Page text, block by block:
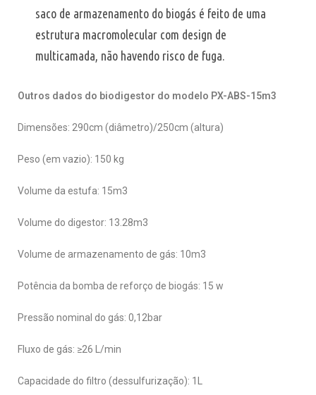
saco de armazenamento do biogás é feito de uma
estrutura macromolecular com design de
multicamada, não havendo risco de fuga.
Outros dados do biodigestor do modelo PX-ABS-15m3
Dimensões: 290cm (diâmetro)/250cm (altura)
Peso (em vazio): 150 kg
Volume da estufa: 15m3
Volume do digestor: 13.28m3
Volume de armazenamento de gás: 10m3
Potência da bomba de reforço de biogás: 15 w
Pressão nominal do gás: 0,12bar
Fluxo de gás: ≥26 L/min
Capacidade do filtro (dessulfurização): 1L